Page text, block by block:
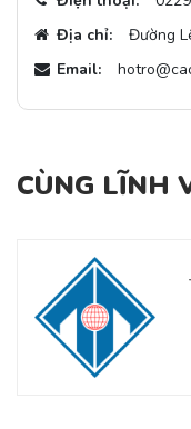
Địa chỉ:
Đường
Email:
CÙNG LĨNH